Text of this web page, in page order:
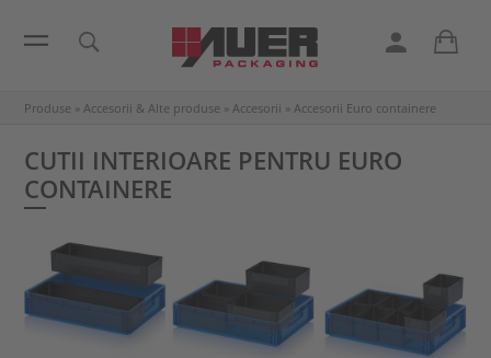
Produse » Accesorii & Alte produse » Accesorii » Accesorii Euro containere
CUTII INTERIOARE PENTRU EURO
CONTAINERE